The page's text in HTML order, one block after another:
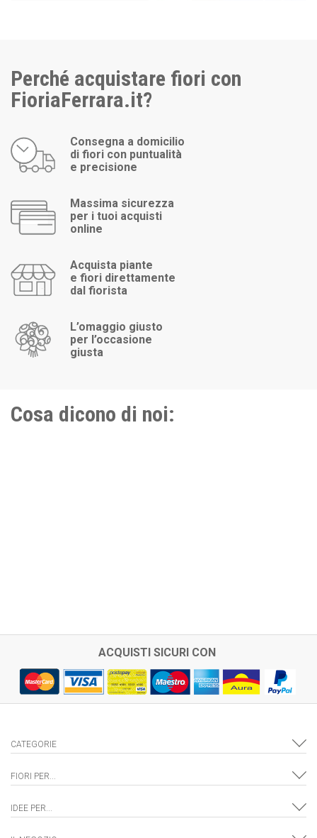
Perché acquistare fiori con
FioriaFerrara.it?
Consegna a domicilio
di fiori con puntualità
e precisione
Massima sicurezza
per i tuoi acquisti
online
Acquista piante
e fiori direttamente
dal fiorista
L’omaggio giusto
per l’occasione
giusta
Cosa dicono di noi:
ACQUISTI SICURI CON
CATEGORIE
FIORI PER...
IDEE PER...